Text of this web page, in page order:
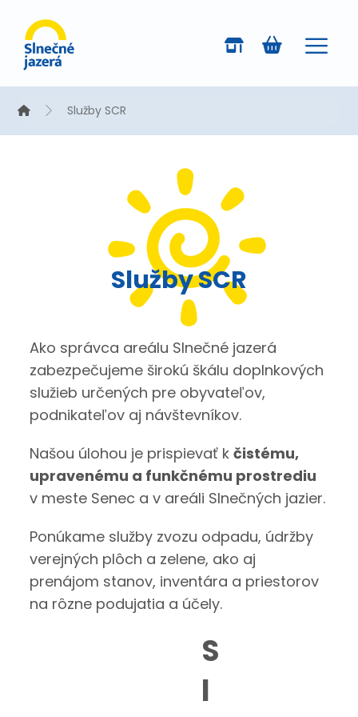
Služby SCR
Služby SCR
Ako správca areálu Slnečné jazerá
zabezpečujeme širokú škálu doplnkových
služieb určených pre obyvateľov,
podnikateľov aj návštevníkov.
Našou úlohou je prispievať kčistému,
upravenému a funkčnému prostrediu
v meste Senec a v areáli Slnečných jazier.
Ponúkame služby zvozu odpadu, údržby
verejných plôch a zelene, ako aj
prenájom stanov, inventára a priestorov
na rôzne podujatia a účely.
S
l